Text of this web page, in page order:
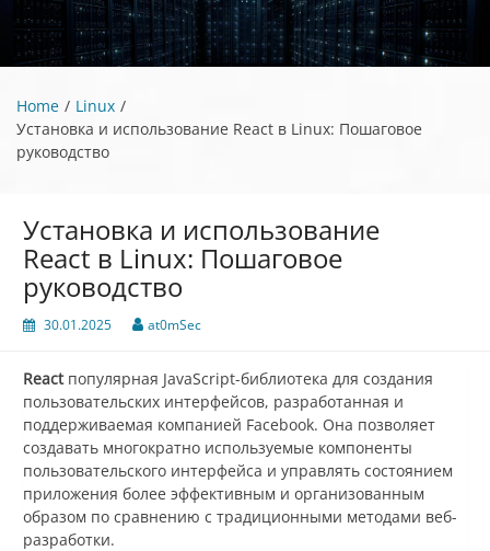
Home
Linux
Установка и использование React в Linux: Пошаговое
руководство
Установка и использование
React в Linux: Пошаговое
руководство
30.01.2025 at0mSec
Reactпопулярная JavaScript-библиотека для создания
пользовательских интерфейсов, разработанная и
поддерживаемая компанией Facebook. Она позволяет
создавать многократно используемые компоненты
пользовательского интерфейса и управлять состоянием
приложения более эффективным и организованным
образом по сравнению с традиционными методами веб-
разработки.